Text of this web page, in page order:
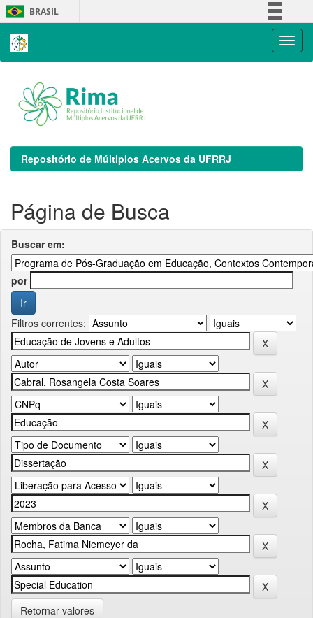
Skip
navigation
BRASIL
Repositório de Múltiplos Acervos da UFRRJ
Página de Busca
Buscar em:
por
Filtros correntes:
Retornar valores